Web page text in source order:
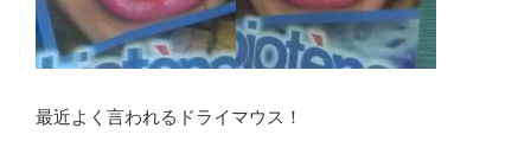
最近よく言われるドライマウス！